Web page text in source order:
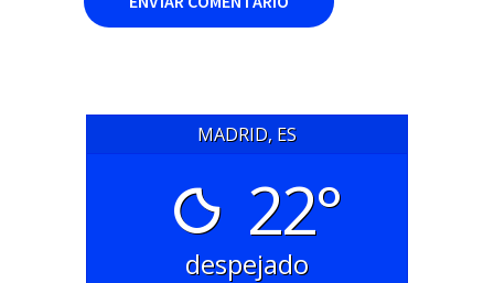
MADRID, ES
22°
despejado